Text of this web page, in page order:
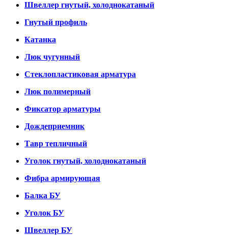
Швеллер гнутый, холоднокатаный
Гнутый профиль
Катанка
Люк чугунный
Стеклопластиковая арматура
Люк полимерный
Фиксатор арматуры
Дождеприемник
Тавр тепличный
Уголок гнутый, холоднокатаный
Фибра армирующая
Балка БУ
Уголок БУ
Швеллер БУ